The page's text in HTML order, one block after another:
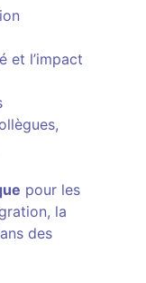
et l’impact
pour les
la
des